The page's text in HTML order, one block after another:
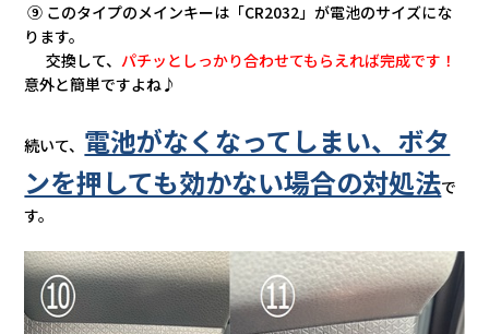
⑨ このタイプのメインキーは「CR2032」が電池のサイズにな
ります。
交換して、パチッとしっかり合わせてもらえれば完成です！
意外と簡単ですよね♪
続いて、 電池がなくなってしまい、ボタ
ンを押しても効かない場合の対処法で
す。